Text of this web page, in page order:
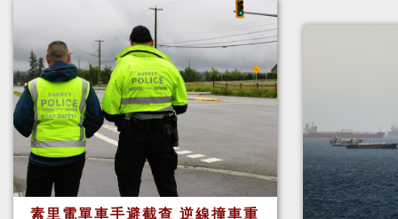
素里電單車手避截查 逆線撞車重